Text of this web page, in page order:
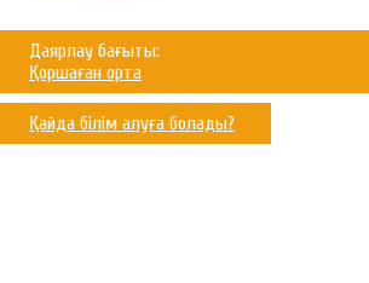
Даярлау бағыты:
Қоршаған орта
Қайда білім алуға болады?